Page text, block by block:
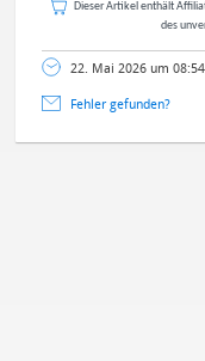
Dieser Artikel enthält
des
22. Mai 2026 um
Fehler gefunden?